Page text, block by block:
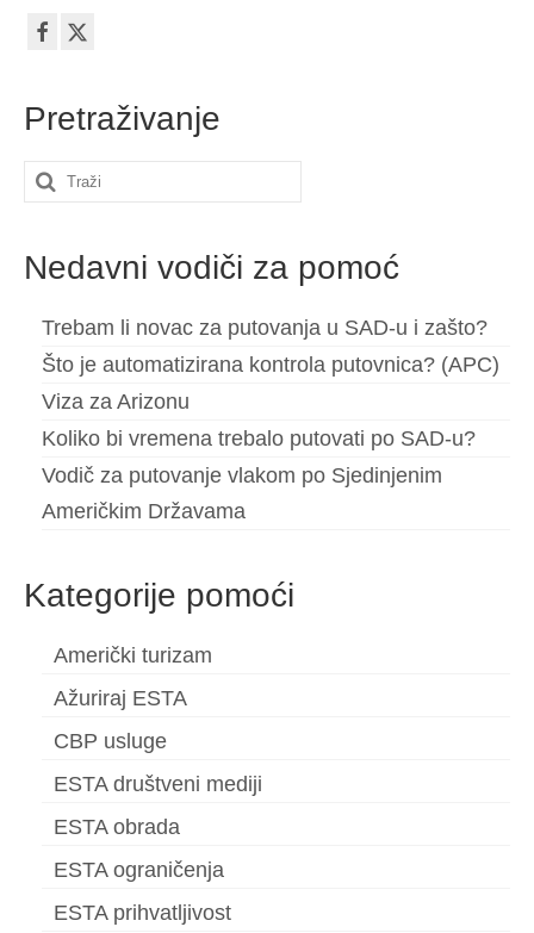
Português
Slovenščina(Slovenski
Español španjolski
Pretraživanje
Search
Nedavni vodiči za pomoć
Trebam li novac za putovanja u SAD-u i zašto?
Što je automatizirana kontrola putovnica? (APC)
Viza za Arizonu
Koliko bi vremena trebalo putovati po SAD-u?
Vodič za putovanje vlakom po Sjedinjenim
Američkim Državama
Kategorije pomoći
Američki turizam
Ažuriraj ESTA
CBP usluge
ESTA društveni mediji
ESTA obrada
ESTA ograničenja
ESTA prihvatljivost